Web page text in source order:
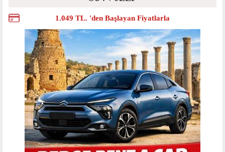
1.049 TL. 'den Başlayan Fiyatlarla